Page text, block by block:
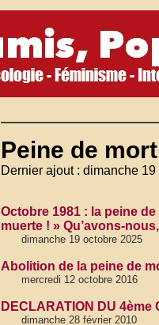
Peine de mort
Dernier ajout : dimanche
Octobre 1981 : la peine
muerte ! » Qu’avons-
dimanche 19 octobre 2025
Abolition de la peine de
mercredi 12 octobre 2016
DECLARATION DU 4ème
dimanche 28 février 2010